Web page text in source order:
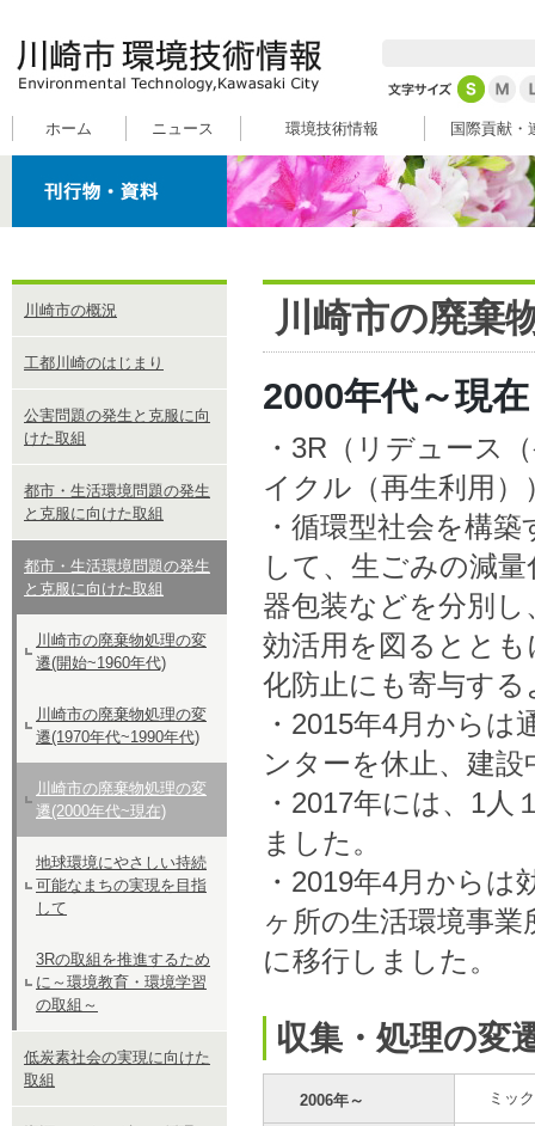
ホーム ニュース 環境技術情報 国際貢献・
川崎市の概況
工都川崎のはじまり
公害問題の発生と克服に向
けた取組
都市・生活環境問題の発生
と克服に向けた取組
都市・生活環境問題の発生
と克服に向けた取組
川崎市の廃棄物処理の変
遷(開始~1960年代)
川崎市の廃棄物処理の変
遷(1970年代~1990年代)
川崎市の廃棄物処理の変
遷(2000年代~現在)
地球環境にやさしい持続
可能なまちの実現を目指
して
3Rの取組を推進するため
に～環境教育・環境学習
の取組～
低炭素社会の実現に向けた
取組
川崎市の廃棄
2000年代～現在
・3R（リデュース
イクル（再生利用
・循環型社会を構
して、生ごみの減
器包装などを分別
効活用を図るとと
化防止にも寄与す
・2015年4月から
ンターを休止、建
・2017年には、1
ました。
・2019年4月から
ヶ所の生活環境事
に移行しました。
収集・処理の変
2006年～ ミッ